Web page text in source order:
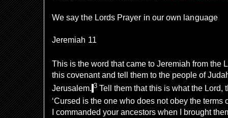
We say the Lords Prayer in our own language
Jeremiah 11
This is the word that came to Jeremiah from the
this covenant and tell them to the people of
Jerusalem. 3 Tell them that this is what the Lord,
‘Cursed is the one who does not obey the
I commanded your ancestors when I brought